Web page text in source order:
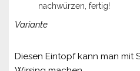
nachwürzen, fertig!
Variante
Diesen Eintopf kann man mit